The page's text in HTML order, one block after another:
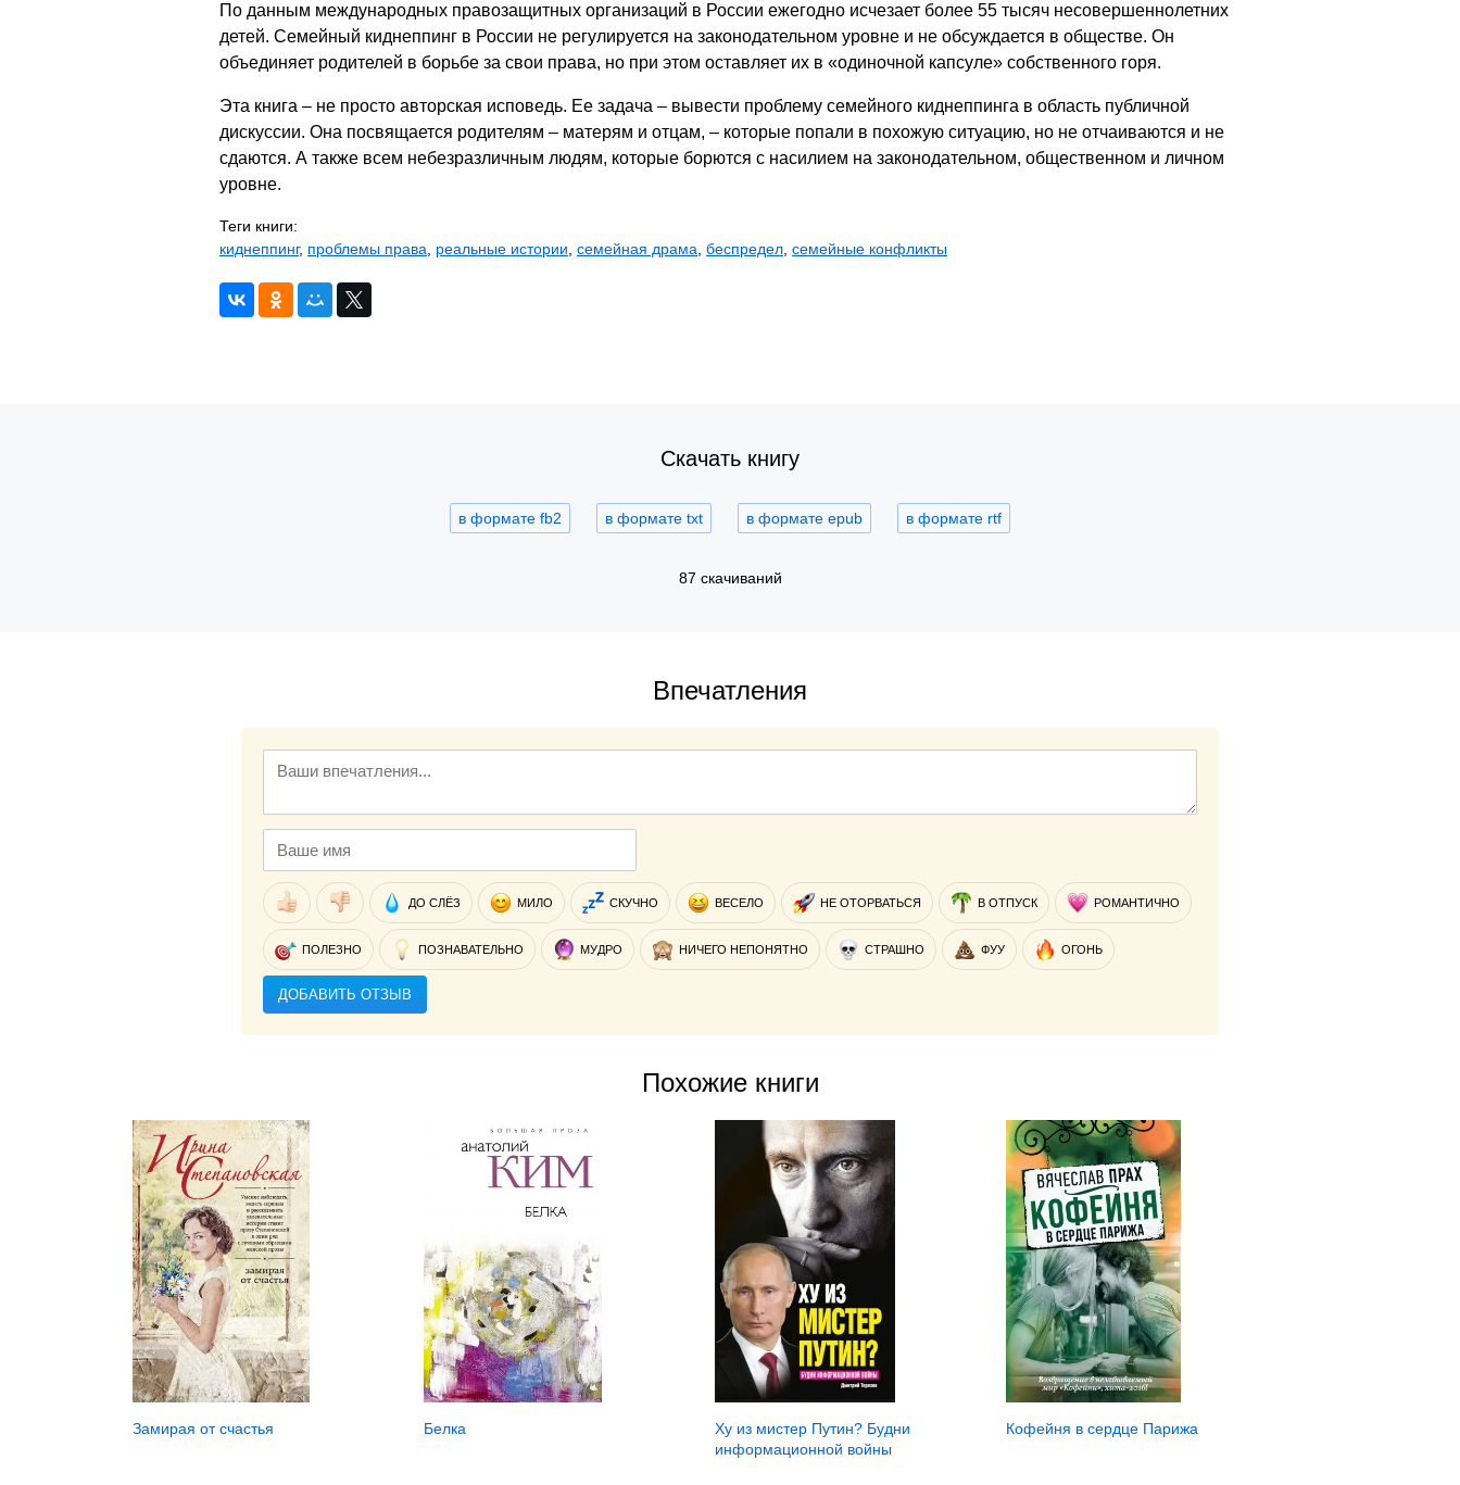
По данным международных правозащитных организаций в России ежегодно исчезает более 55 тысяч несовершеннолетних
детей. Семейный киднеппинг в России не регулируется на законодательном уровне и не обсуждается в обществе. Он
объединяет родителей в борьбе за свои права, но при этом оставляет их в «одиночной капсуле» собственного горя.
Эта книга – не просто авторская исповедь. Ее задача – вывести проблему семейного киднеппинга в область публичной
дискуссии. Она посвящается родителям – матерям и отцам, – которые попали в похожую ситуацию, но не отчаиваются и не
сдаются. А также всем небезразличным людям, которые борются с насилием на законодательном, общественном и личном
уровне.
Теги книги:
киднеппинг, проблемы права реальные истории семейная драма беспредел семейные конфликты
Скачать книгу
в формате fb2 в формате txt в формате epub в формате rtf
87 скачиваний
Впечатления
ДО СЛЁЗ МИЛО СКУЧНО ВЕСЕЛО НЕ ОТОРВАТЬСЯ В ОТПУСК РОМАНТИЧНО
ПОЛЕЗНО ПОЗНАВАТЕЛЬНО МУДРО НИЧЕГО НЕПОНЯТНО СТРАШНО ФУУ ОГОНЬ
ДОБАВИТЬ ОТЗЫВ
Похожие книги
Замирая от счастья Белка
Ху из мистер Путин? Будни
информационной войны
Кофейня в сердце Парижа